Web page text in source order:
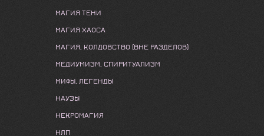
МАГИЯ ТЕНИ
МАГИЯ ХАОСА
МАГИЯ, КОЛДОВСТВО (ВНЕ РАЗДЕЛОВ)
МЕДИУМИЗМ, СПИРИТУАЛИЗМ
МИФЫ, ЛЕГЕНДЫ
НАУЗЫ
НЕКРОМАГИЯ
НЛП